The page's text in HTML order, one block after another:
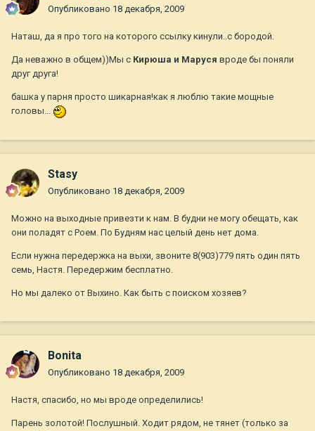
Опубликовано 18 декабря, 2009
Наташ, да я про того на которого ссылку кинули..с бородой.
Да неважно в общем))Мы с Кирюша и Маруся вроде бы поняли
друг друга!
башка у парня просто шикарная!как я люблю такие мощные
головы...
Stasy
Опубликовано 18 декабря, 2009
Можно на выходные привезти к нам. В будни не могу обещать, как
они поладят с Роем. По Будням нас целый день нет дома.
Если нужна передержка на выхи, звоните 8(903)779 пять один пять
семь, Настя. Передержим бесплатно.
Но мы далеко от Выхино. Как быть с поиском хозяев?
Bonita
Опубликовано 18 декабря, 2009
Настя, спасибо, но мы вроде определились!
Парень золотой! Послушный. Ходит рядом, не тянет (только за